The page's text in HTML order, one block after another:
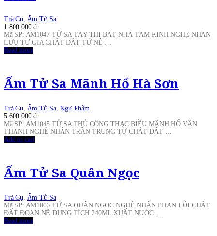
Trà Cụ
Ấm Tử Sa
1.800.000 ₫
Mã SP: AM1047 TỬ SA TÂY THI BÁT NHÃ TÂM KINH NGHỆ NHÂN
LƯU TƯ GIA CHẤT ĐẤT TỬ NÊ …
Read more
Ấm Tử Sa Mãnh Hổ Hà Sơn
Trà Cụ Ấm Tử Sa Ngự Phẩm
5.600.000 ₫
Mã SP: AM1045 TỬ SA THỦ CÔNG THẠC BIỀU MÃNH HỔ VÂN
THÀNH NGHỆ NHÂN TRẦN TRUNG TỪ CHẤT ĐẤT …
Add to cart
Ấm Tử Sa Quân Ngọc
Trà Cụ
Ấm Tử Sa
Mã SP: AM1006 TỬ SA QUÂN NGỌC NGHỆ NHÂN PHAN LỖI CHẤT
ĐẤT ĐOẠN NÊ DUNG TÍCH 240ML XUẤT NƯỚC …
Read more